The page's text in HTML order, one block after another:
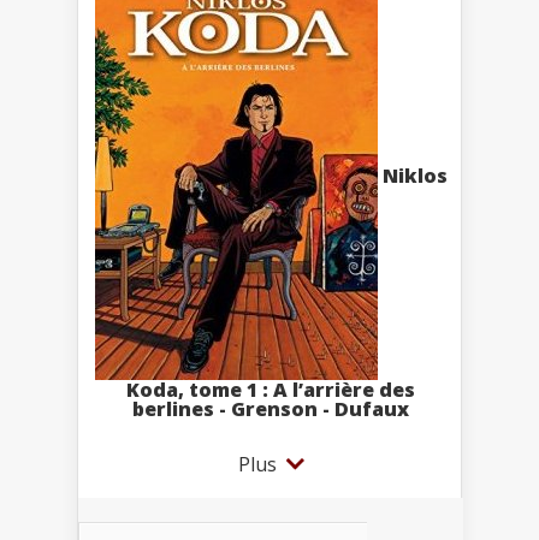
Niklos
Koda, tome 1 : A l’arrière des
berlines - Grenson - Dufaux
Plus